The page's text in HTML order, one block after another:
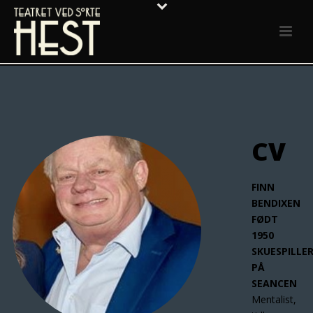
CV
FINN
BENDIXEN
FØDT
1950
SKUESPILLER
PÅ
SEANCEN
Mentalist,